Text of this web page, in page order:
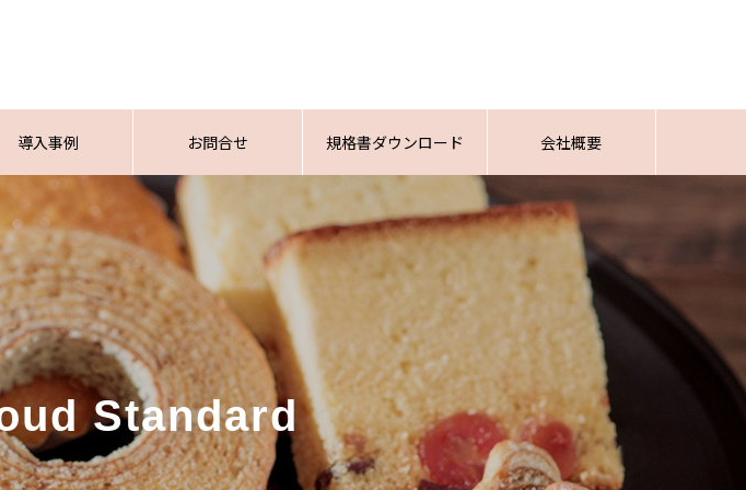
導入事例 お問合せ 規格書ダウンロード 会社概要
Standard